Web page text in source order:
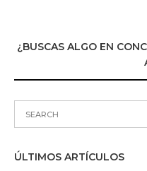
¿BUSCAS ALGO EN
ÚLTIMOS ARTÍCULOS